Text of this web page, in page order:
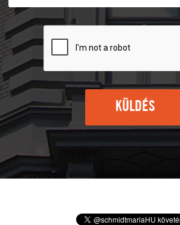
KÜLDÉS